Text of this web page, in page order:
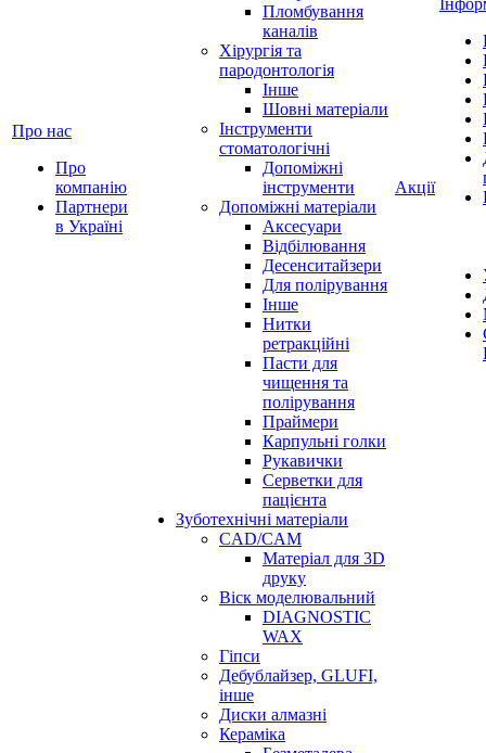
Про нас
Про
компанію
Партнери
в Україні
Пломбування
каналів
Хірургія та
пародонтологія
Інше
Шовні матеріали
Інструменти
стоматологічні
Допоміжні
інструменти
Допоміжні матеріали
Аксесуари
Відбілювання
Десенситайзери
Для полірування
Інше
Нитки
ретракційні
Пасти для
чищення та
полірування
Праймери
Карпульні голки
Рукавички
Серветки для
пацієнта
Зуботехнічні матеріали
CAD/CAM
Матеріал для 3D
друку
Віск моделювальний
DIAGNOSTIC
WAX
Гіпси
Дебублайзер, GLUFI,
інше
Диски алмазні
Кераміка
Акції